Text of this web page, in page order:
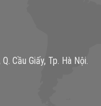
Cầu Giấy, Tp. Hà Nội.